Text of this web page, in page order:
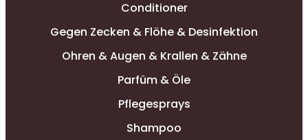
Conditioner
Gegen Zecken & Flöhe & Desinfektion
Ohren & Augen & Krallen & Zähne
Parfüm & Öle
Pflegesprays
Shampoo